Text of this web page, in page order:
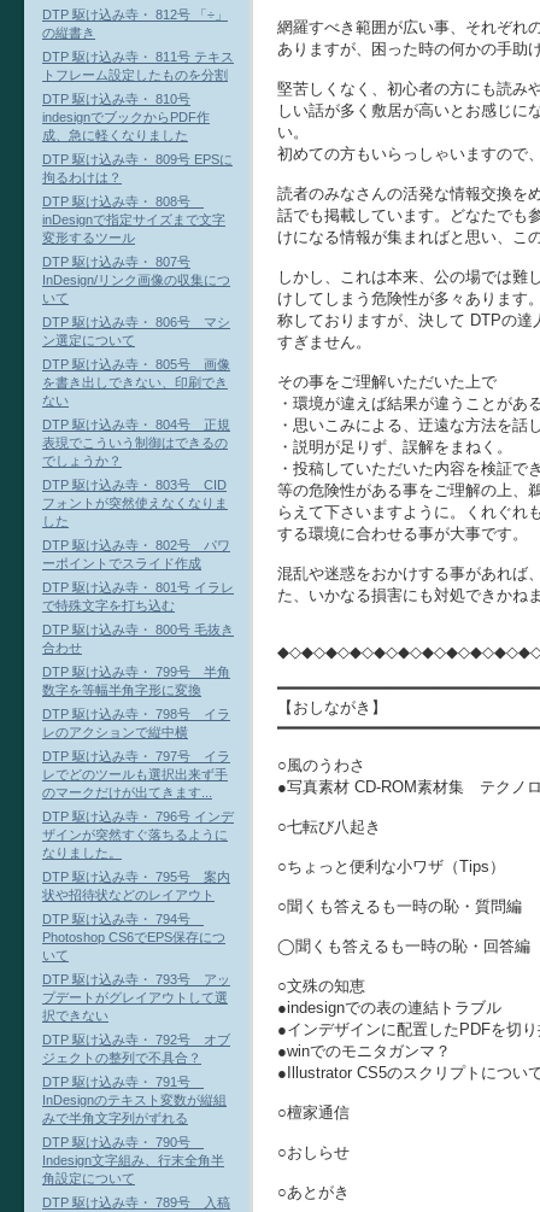
網羅すべき範囲が広い事、それぞれ
ありますが、困った時の何かの手助
堅苦しくなく、初心者の方にも読み
しい話が多く敷居が高いとお感じに
い。
初めての方もいらっしゃいますので
読者のみなさんの活発な情報交換を
話でも掲載しています。どなたでも
けになる情報が集まればと思い、こ
しかし、これは本来、公の場では難
けしてしまう危険性が多々あります
称しておりますが、決して DTPの
すぎません。
その事をご理解いただいた上で
・環境が違えば結果が違うことがあ
・思いこみによる、迂遠な方法を話
・説明が足りず、誤解をまねく。
・投稿していただいた内容を検証で
等の危険性がある事をご理解の上、
らえて下さいますように。くれぐれ
する環境に合わせる事が大事です。
混乱や迷惑をおかけする事があれば
た、いかなる損害にも対処できかね
【おしながき】
○風のうわさ
●写真素材 CD-ROM素材集 テクノ
○七転び八起き
○ちょっと便利な小ワザ（Tips）
○聞くも答えるも一時の恥・質問編
◯聞くも答えるも一時の恥・回答編
○文殊の知恵
●indesignでの表の連結トラブル
●インデザインに配置したPDFを切
●winでのモニタガンマ？
●Illustrator CS5のスクリプトについ
○檀家通信
○おしらせ
○あとがき
DTP 駆け込み寺・ 812号 「÷」
の縦書き
DTP 駆け込み寺・ 811号 テキス
トフレーム設定したものを分割
DTP 駆け込み寺・ 810号
indesignでブックからPDF作
成、急に軽くなりました
DTP 駆け込み寺・ 809号 EPSに
拘るわけは？
DTP 駆け込み寺・ 808号
inDesignで指定サイズまで文字
変形するツール
DTP 駆け込み寺・ 807号
InDesign/リンク画像の収集につ
いて
DTP 駆け込み寺・ 806号 マシ
ン選定について
DTP 駆け込み寺・ 805号 画像
を書き出しできない、印刷でき
ない
DTP 駆け込み寺・ 804号 正規
表現でこういう制御はできるの
でしょうか？
DTP 駆け込み寺・ 803号 CID
フォントが突然使えなくなりま
した
DTP 駆け込み寺・ 802号 パワ
ーポイントでスライド作成
DTP 駆け込み寺・ 801号 イラレ
で特殊文字を打ち込む
DTP 駆け込み寺・ 800号 毛抜き
合わせ
DTP 駆け込み寺・ 799号 半角
数字を等幅半角字形に変換
DTP 駆け込み寺・ 798号 イラ
レのアクションで縦中横
DTP 駆け込み寺・ 797号 イラ
レでどのツールも選択出来ず手
のマークだけが出てきます...
DTP 駆け込み寺・ 796号 インデ
ザインが突然すぐ落ちるように
なりました。
DTP 駆け込み寺・ 795号 案内
状や招待状などのレイアウト
DTP 駆け込み寺・ 794号
Photoshop CS6でEPS保存につ
いて
DTP 駆け込み寺・ 793号 アッ
プデートがグレイアウトして選
択できない
DTP 駆け込み寺・ 792号 オブ
ジェクトの整列で不具合？
DTP 駆け込み寺・ 791号
InDesignのテキスト変数が縦組
みで半角文字列がずれる
DTP 駆け込み寺・ 790号
Indesign文字組み、行末全角半
角設定について
DTP 駆け込み寺・ 789号 入稿